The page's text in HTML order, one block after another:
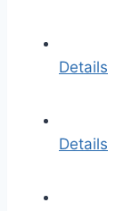
Details
Details